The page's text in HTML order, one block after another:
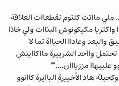
مااتت كلتوم تقطعاات العلاقة
مكيكونوش البناات ولي خلاا
والبعد وعاداا الحيااة تما لا
وااحد الشرييرة مااكااينش
علييهاا مززيااان....""
هاد الأخييرة الباايرة كاانوو